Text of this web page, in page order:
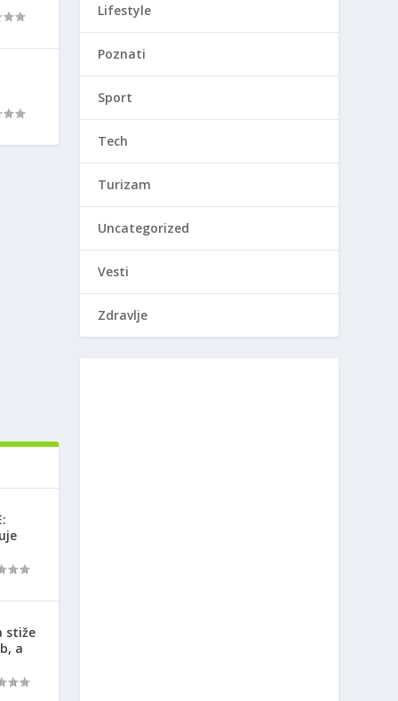
stiže
a
Lifestyle
Poznati
Sport
Tech
Turizam
Uncategorized
Vesti
Zdravlje